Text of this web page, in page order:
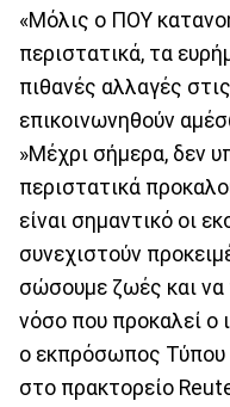
«Μόλις ο ΠΟΥ
περιστατικά, τα
πιθανές αλλαγές
επικοινωνηθούν
»Μέχρι σήμερα, δεν
περιστατικά
είναι σημαντικό οι
συνεχιστούν
σώσουμε ζωές και να
νόσο που προκαλεί ο
ο εκπρόσωπος Τύπου
στο πρακτορείο